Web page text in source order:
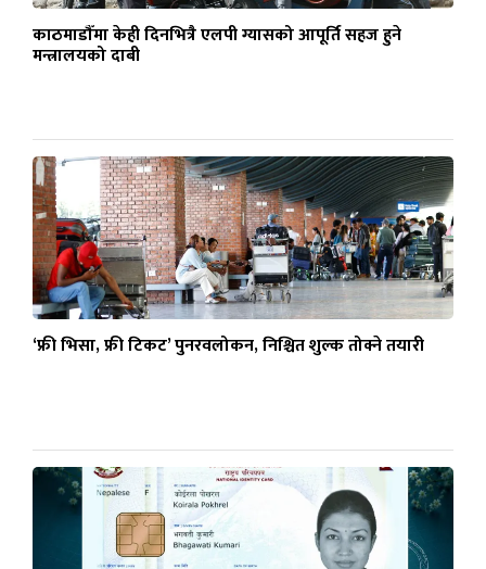
काठमाडौँमा केही दिनभित्रै एलपी ग्यासको आपूर्ति सहज हुने
मन्त्रालयको दाबी
‘फ्री भिसा, फ्री टिकट’ पुनरवलोकन, निश्चित शुल्क तोक्ने तयारी